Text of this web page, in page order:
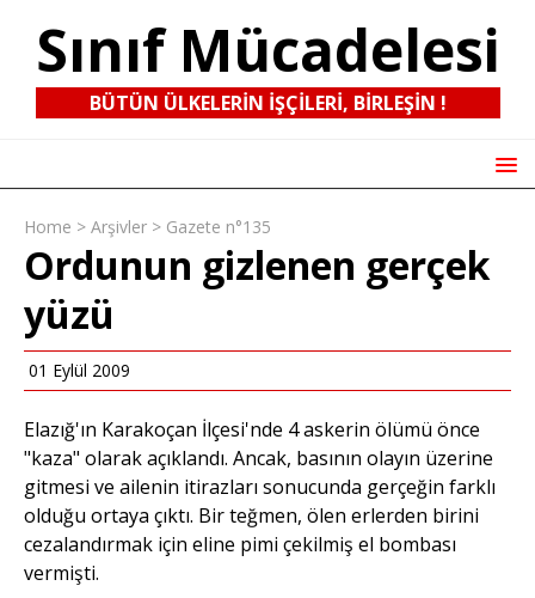
Sınıf Mücadelesi
BÜTÜN ÜLKELERIN IŞÇILERI, BIRLEŞIN !
Home > Arşivler > Gazete n°135
Ordunun gizlenen gerçek
yüzü
01 Eylül 2009
Elazığ'ın Karakoçan İlçesi'nde 4 askerin ölümü önce
"kaza" olarak açıklandı. Ancak, basının olayın üzerine
gitmesi ve ailenin itirazları sonucunda gerçeğin farklı
olduğu ortaya çıktı. Bir teğmen, ölen erlerden birini
cezalandırmak için eline pimi çekilmiş el bombası
vermişti.